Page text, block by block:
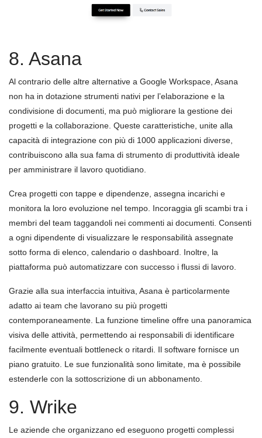
8. Asana
Al contrario delle altre alternative a Google Workspace, Asana
non ha in dotazione strumenti nativi per l’elaborazione e la
condivisione di documenti, ma può migliorare la gestione dei
progetti e la collaborazione. Queste caratteristiche, unite alla
capacità di integrazione con più di 1000 applicazioni diverse,
contribuiscono alla sua fama di strumento di produttività ideale
per amministrare il lavoro quotidiano.
Crea progetti con tappe e dipendenze, assegna incarichi e
monitora la loro evoluzione nel tempo. Incoraggia gli scambi tra i
membri del team taggandoli nei commenti ai documenti. Consenti
a ogni dipendente di visualizzare le responsabilità assegnate
sotto forma di elenco, calendario o dashboard. Inoltre, la
piattaforma può automatizzare con successo i flussi di lavoro.
Grazie alla sua interfaccia intuitiva, Asana è particolarmente
adatto ai team che lavorano su più progetti
contemporaneamente. La funzione timeline offre una panoramica
visiva delle attività, permettendo ai responsabili di identificare
facilmente eventuali bottleneck o ritardi. Il software fornisce un
piano gratuito. Le sue funzionalità sono limitate, ma è possibile
estenderle con la sottoscrizione di un abbonamento.
9. Wrike
Le aziende che organizzano ed eseguono progetti complessi